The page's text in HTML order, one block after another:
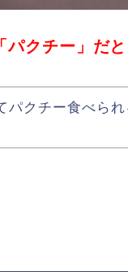
パクチー」だと
パクチー食べられ